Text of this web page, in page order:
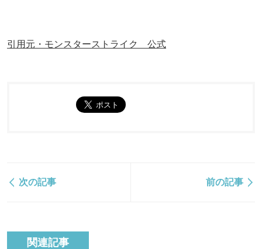
引用元・モンスターストライク 公式
次の記事 前の記事
関連記事